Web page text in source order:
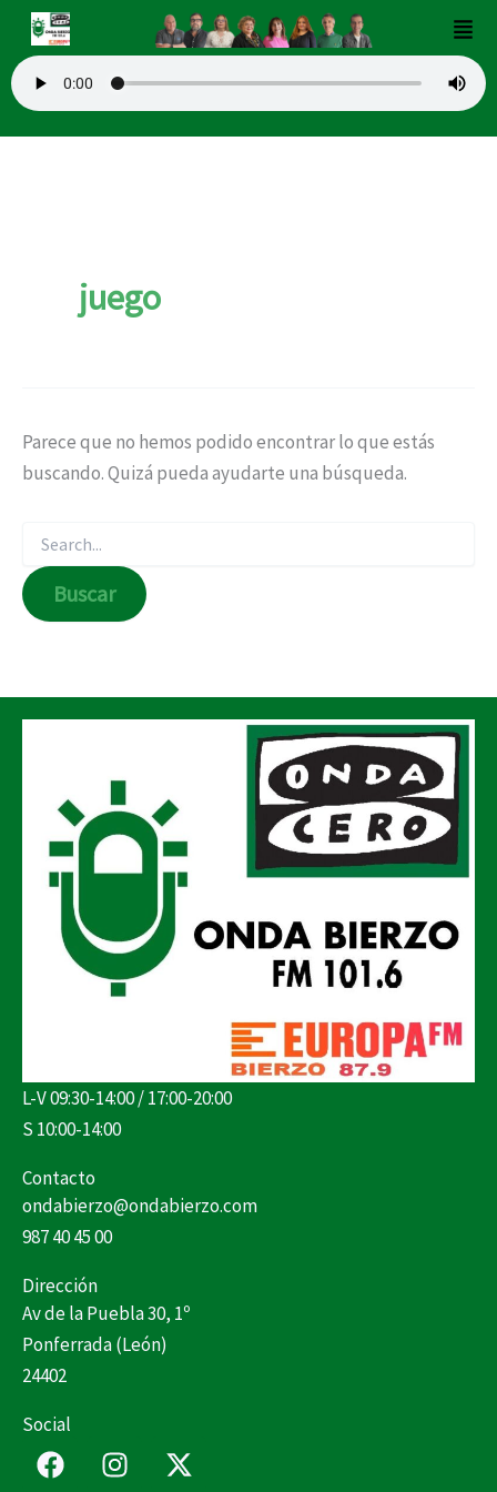
contenido
juego
Parece que no hemos podido encontrar lo que estás
buscando. Quizá pueda ayudarte una búsqueda.
Buscar
por:
L-V 09:30-14:00 / 17:00-20:00
S 10:00-14:00
Contacto
ondabierzo@ondabierzo.com
987 40 45 00
Dirección
Av de la Puebla 30, 1º
Ponferrada (León)
24402
Social
F
a
I
n
X
-